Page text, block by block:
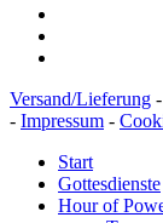
Versand/Lieferung -
- Impressum -
Start
Gottesdienste
Hour of